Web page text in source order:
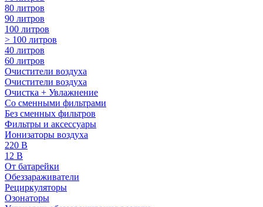
80 литров
90 литров
100 литров
> 100 литров
40 литров
60 литров
Очистители воздуха
Очистители воздуха
Очистка + Увлажнение
Cо сменными фильтрами
Без сменных фильтров
Фильтры и аксессуары
Ионизаторы воздуха
220 В
12 В
От батарейки
Обеззараживатели
Рециркуляторы
Озонаторы